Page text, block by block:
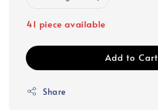
41 piece available
Add to Cart
Share